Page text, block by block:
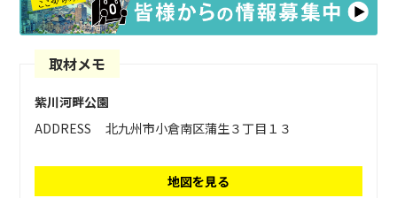
取材メモ
紫川河畔公園
ADDRESS
北九州市小倉南区蒲生３丁目１３
地図を見る